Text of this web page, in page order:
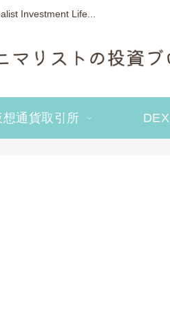
Investment Life...
想通貨取引所 DEX